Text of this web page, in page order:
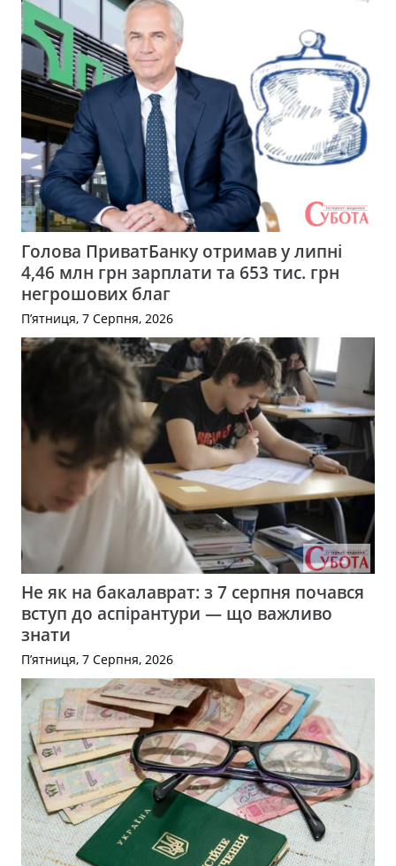
Голова ПриватБанку отримав у липні
4,46 млн грн зарплати та 653 тис. грн
негрошових благ
П’ятниця, 7 Серпня, 2026
Не як на бакалаврат: з 7 серпня почався
вступ до аспірантури — що важливо
знати
П’ятниця, 7 Серпня, 2026